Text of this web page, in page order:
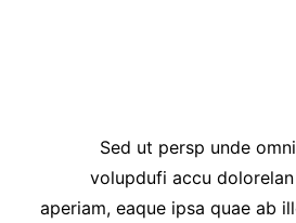
Sed ut persp unde
volupdufi accu
aperiam, eaque ipsa quae ab